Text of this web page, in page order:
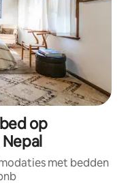
op
met bedden